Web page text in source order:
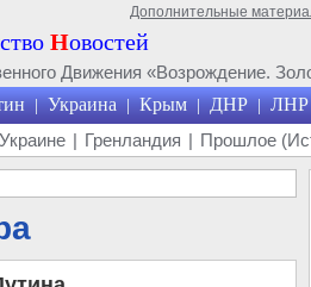
Дополнительные
Новостей
Движения «Возрождение.
| Украина | Крым | ДНР | ЛНР
| Гренландия | Прошлое